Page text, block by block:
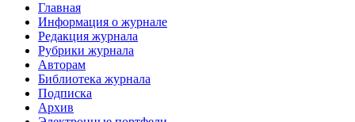
Главная
Информация о журнале
Редакция журнала
Рубрики журнала
Авторам
Библиотека журнала
Подписка
Архив